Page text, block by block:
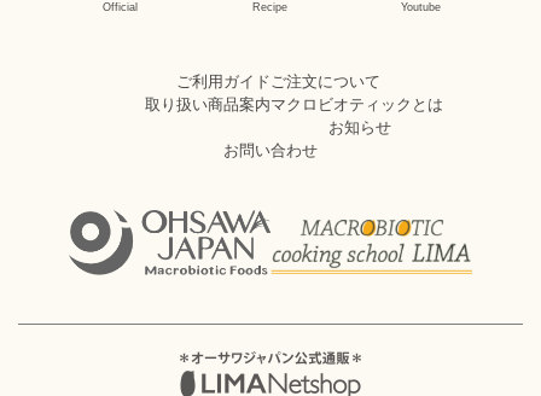
Official Recipe Youtube
ご利用ガイドご注文について
取り扱い商品案内マクロビオティックとは
お知らせ
お問い合わせ